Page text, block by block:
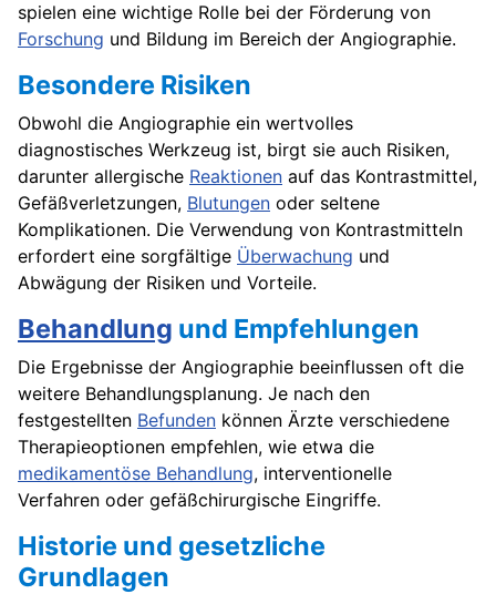
spielen eine wichtige Rolle bei der Förderung von
Forschung und Bildung im Bereich der Angiographie.
Besondere Risiken
Obwohl die Angiographie ein wertvolles
diagnostisches Werkzeug ist, birgt sie auch Risiken,
darunter allergische Reaktionen auf das Kontrastmittel,
Gefäßverletzungen, Blutungen oder seltene
Komplikationen. Die Verwendung von Kontrastmitteln
erfordert eine sorgfältige Überwachung und
Abwägung der Risiken und Vorteile.
Behandlung und Empfehlungen
Die Ergebnisse der Angiographie beeinflussen oft die
weitere Behandlungsplanung. Je nach den
festgestellten Befunden können Ärzte verschiedene
Therapieoptionen empfehlen, wie etwa die
medikamentöse Behandlung, interventionelle
Verfahren oder gefäßchirurgische Eingriffe.
Historie und gesetzliche
Grundlagen